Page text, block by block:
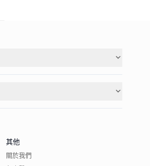
其他
關於我們